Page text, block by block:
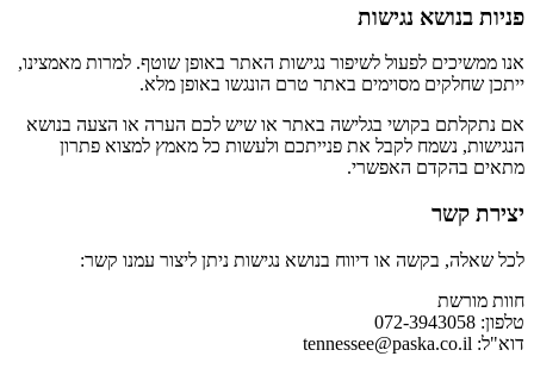
פניות בנושא נגישות
אנו ממשיכים לפעול לשיפור נגישות האתר באופן שוטף. למרות מאמצינו,
ייתכן שחלקים מסוימים באתר טרם הונגשו באופן מלא.
אם נתקלתם בקושי בגלישה באתר או שיש לכם הערה או הצעה בנושא
הנגישות, נשמח לקבל את פנייתכם ולעשות כל מאמץ למצוא פתרון
מתאים בהקדם האפשרי.
יצירת קשר
לכל שאלה, בקשה או דיווח בנושא נגישות ניתן ליצור עמנו קשר:
חוות מורשת
טלפון: 072-3943058
דוא"ל: tennessee@paska.co.il